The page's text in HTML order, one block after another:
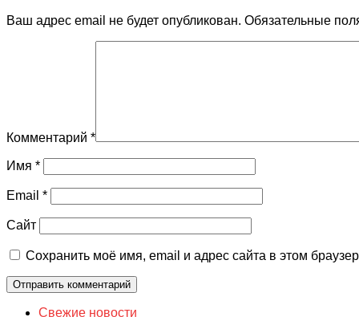
Ваш адрес email не будет опубликован. Обязательные
Комментарий *
Имя *
Email *
Сайт
Сохранить моё имя, email и адрес сайта в этом
Свежие новости